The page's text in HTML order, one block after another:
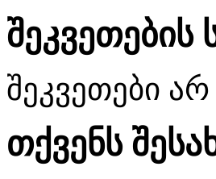
შეკვეთების
შეკვეთები
თქვენს